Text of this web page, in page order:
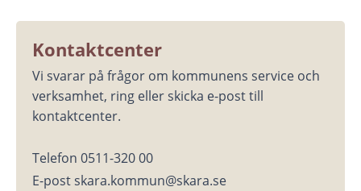
Kontaktcenter
Vi svarar på frågor om kommunens service och
verksamhet, ring eller skicka e-post till
kontaktcenter.
Telefon 0511-320 00
E-post skara.kommun@skara.se